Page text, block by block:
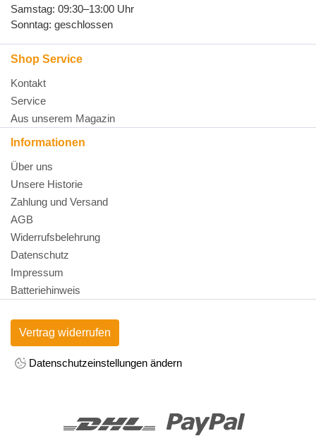
Samstag: 09:30–13:00 Uhr
Sonntag: geschlossen
Shop Service
Kontakt
Service
Aus unserem Magazin
Informationen
Über uns
Unsere Historie
Zahlung und Versand
AGB
Widerrufsbelehrung
Datenschutz
Impressum
Batteriehinweis
Vertrag widerrufen
Datenschutzeinstellungen ändern